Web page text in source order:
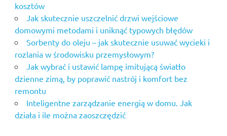
kosztów
Jak skutecznie uszczelnić drzwi wejściowe
domowymi metodami i uniknąć typowych błędów
Sorbenty do oleju – jak skutecznie usuwać wycieki i
rozlania w środowisku przemysłowym?
Jak wybrać i ustawić lampę imitującą światło
dzienne zimą, by poprawić nastrój i komfort bez
remontu
Inteligentne zarządzanie energią w domu. Jak
działa i ile można zaoszczędzić